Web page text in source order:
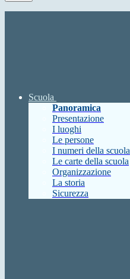
Scuola
Panoramica
Presentazione
I luoghi
Le persone
I numeri della scuola
Le carte della scuola
Organizzazione
La storia
Sicurezza